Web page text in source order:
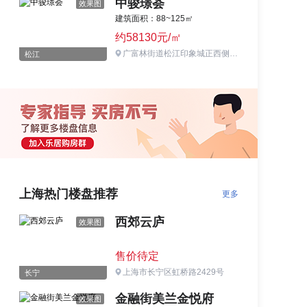
效果图
松江
中骏璟荟
建筑面积：88~125㎡
约58130元/㎡
广富林街道松江印象城正西侧约550米处
上海热门楼盘推荐 更多
效果图
长宁
西郊云庐
售价待定
上海市长宁区虹桥路2429号
效果图 金融街美兰金悦府